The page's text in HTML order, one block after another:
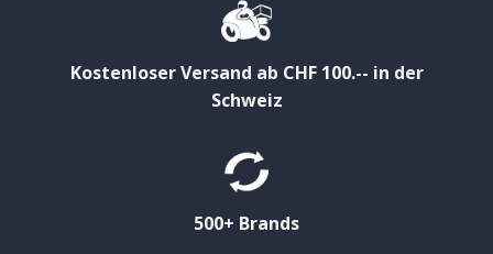
Kostenloser Versand ab CHF 100.-- in der
Schweiz
500+ Brands